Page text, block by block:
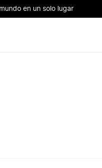
en un solo lugar